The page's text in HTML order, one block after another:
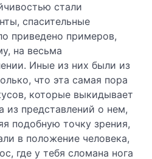
стали
спасительные
приведено примеров,
на весьма
Иные из них были из
что эта самая пора
которые выкидывает
из представлений о нем,
подобную точку зрения,
в положение человека,
где у тебя сломана нога